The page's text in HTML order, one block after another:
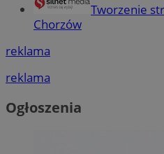
Tworzenie
Chorzów
reklama
reklama
Ogłoszenia